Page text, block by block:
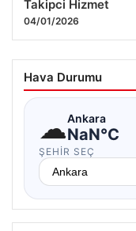
Takipci Hizmet
04/01/2026
Hava Durumu
☁Ankara
NaN°C
ŞEHIR SEÇ